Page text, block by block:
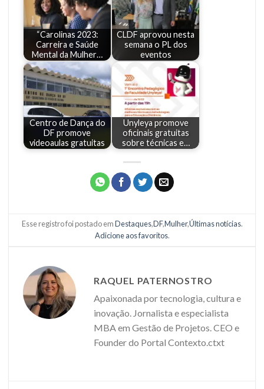
“Carolinas 2023:
Carreira e Saúde
Mental da Mulher…
CLDF aprovou nesta
semana o PL dos
eventos
Centro de Dança do
DF promove
videoaulas gratuitas
Unyleya promove
oficinais gratuitas
sobre técnicas e…
Esse registro foi postado emDestaques,DF,Mulher,Últimas notícias.
Adicione aos favoritos.
RAQUEL PATERNOSTRO
Apaixonada por tecnologia, cultura e
inovação. Jornalista e especialista
MBA em Gestão de Projetos. CEO e
Founder do Portal Contexto.ctxt